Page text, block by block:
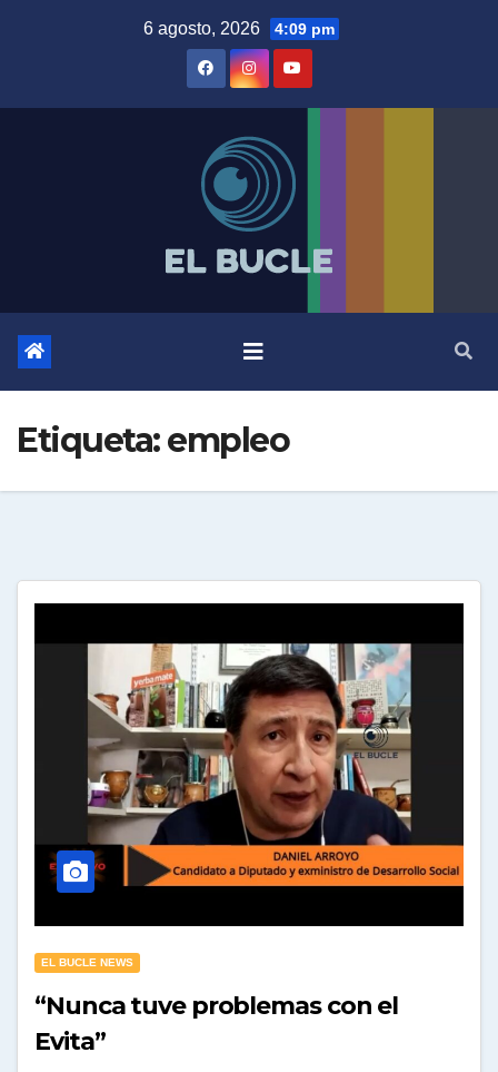
6 agosto, 2026 4:09 pm
Etiqueta:empleo
EL BUCLE NEWS
“Nunca tuve problemas con el
Evita”